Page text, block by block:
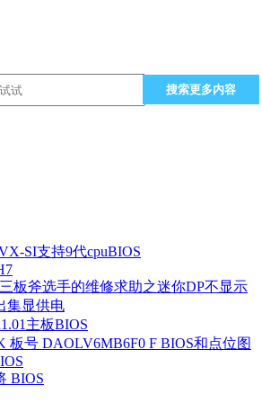
搜索更多内容
SI支持9代cpuBIOS
板斧选手的维修求助之迷你DP不显示
集显供电
主板BIOS
板号 DAOLV6MB6F0 F BIOS和点位图
BIOS